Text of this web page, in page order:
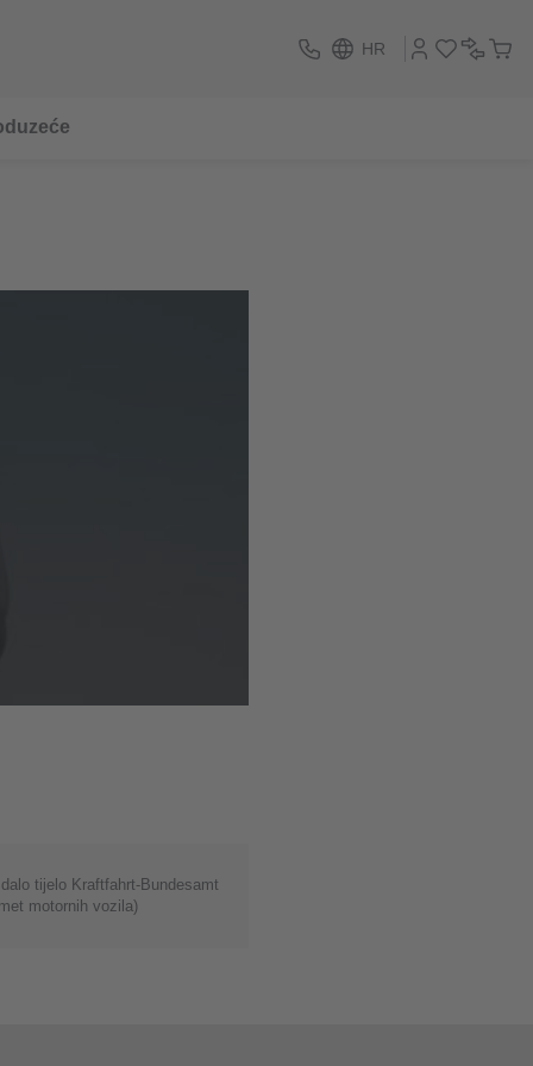
HR
tijelo Kraftfahrt-Bundesamt
motornih vozila)